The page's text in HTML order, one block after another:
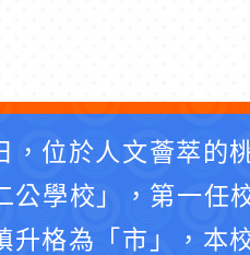
位於人文薈萃的
公學校」，第一任
格為「市」，本